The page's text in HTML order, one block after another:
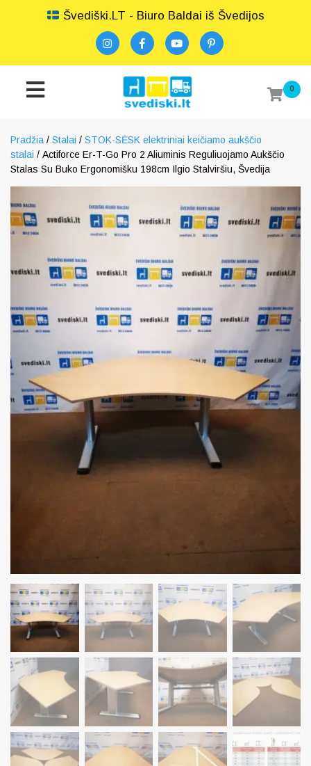
Švediški.LT - Biuro Baldai iš Švedijos
0
Pradžia / Stalai / STOK-SĖSK elektriniai keičiamo aukščio
stalai / Actiforce Er-T-Go Pro 2 Aliuminis Reguliuojamo Aukščio
Stalas Su Buko Ergonomišku 198cm Ilgio Stalviršiu, Švedija